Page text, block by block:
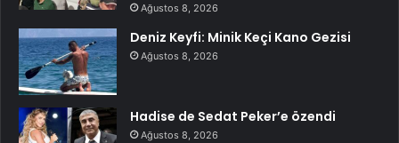
Ağustos 8, 2026
Deniz Keyfi: Minik Keçi Kano Gezisi
Ağustos 8, 2026
Hadise de Sedat Peker’e özendi
Ağustos 8, 2026